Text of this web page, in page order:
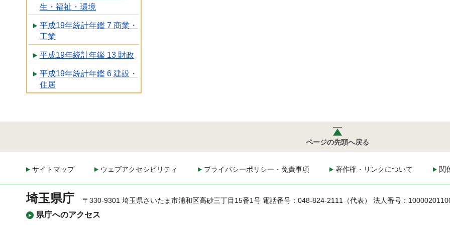
生・福祉・環境
平成19年統計年鑑 7 商業・
工業
平成19年統計年鑑 13 財政
平成19年統計年鑑 6 建設・
住居
ページの先頭へ戻る
サイトマップ ウェブアクセシビリティ プライバシーポリシー・免責事項 著作権・リンクについて 関
埼玉県庁
県庁へのアクセス
〒330-9301 埼玉県さいたま市浦和区高砂三丁目15番1号 電話番号：048-824-2111（代表） 法人番号：